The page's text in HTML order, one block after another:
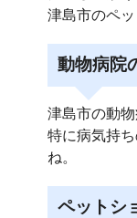
津島市のペ
動物病院
津島市の動
特に病気持
ね。
ペットシ